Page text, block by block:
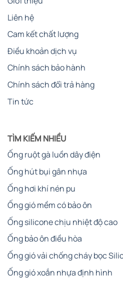
Liên hệ
Cam kết chất lượng
Điều khoản dịch vụ
Chính sách bảo hành
Chính sách đổi trả hàng
Tin tức
TÌM KIẾM NHIỀU
Ống ruột gà luồn dây điện
Ống hút bụi gân nhựa
Ống hơi khí nén pu
Ống gió mềm có bảo ôn
Ống silicone chịu nhiệt độ cao
Ống bảo ôn điều hòa
Ống gió vải chống cháy bọc
Ống gió xoắn nhựa định hình